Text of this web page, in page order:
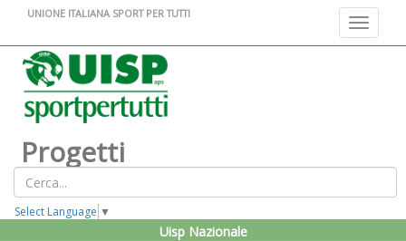
Toggle
UNIONE ITALIANA SPORT PER TUTTI
Progetti
Select Language ▼
Uisp Nazionale